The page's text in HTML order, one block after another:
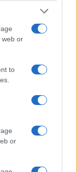
web or
to
or
μνήμη της